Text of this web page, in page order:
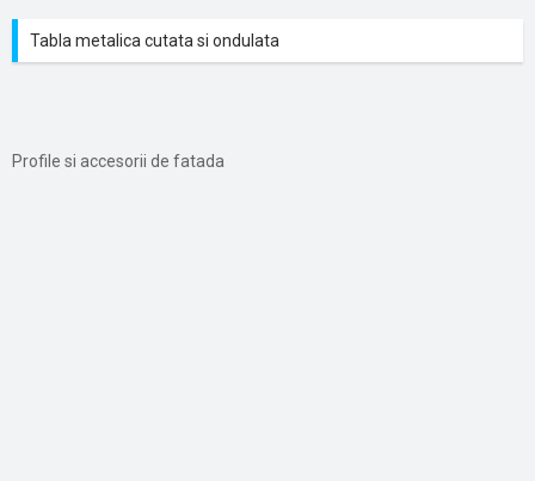
Tabla metalica cutata si ondulata
Profile si accesorii de fatada